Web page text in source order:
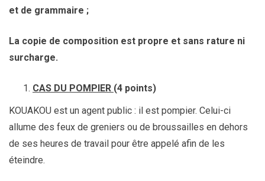
et de grammaire ;
La copie de composition est propre et sans rature ni
surcharge.
CAS DU POMPIER (4 points)
KOUAKOU est un agent public : il est pompier. Celui-ci
allume des feux de greniers ou de broussailles en dehors
de ses heures de travail pour être appelé afin de les
éteindre.